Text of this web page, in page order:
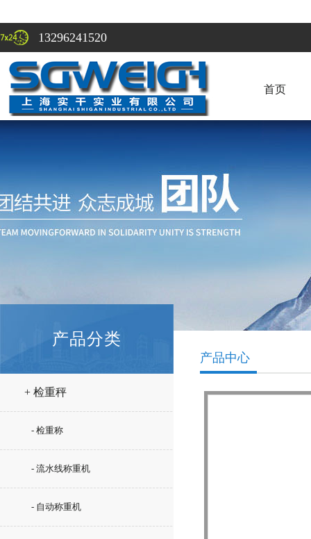
13296241520
首页
产品分类
+ 检重秤
- 检重称
- 流水线称重机
- 自动称重机
产品中心